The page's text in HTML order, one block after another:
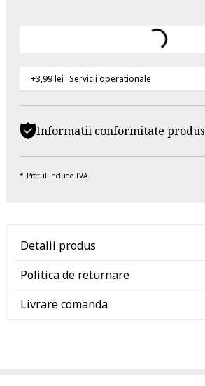
+3,99 lei Servicii operationale
Informatii conformitate produs
Pretul include TVA.
Detalii produs
Politica de returnare
Livrare comanda